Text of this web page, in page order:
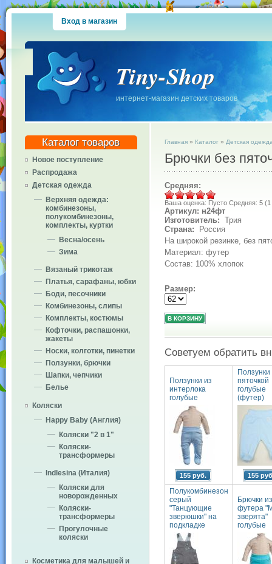
Вход в магазин
Tiny-Shop
интернет-магазин детских товаров
Каталог товаров
Новое поступление
Распродажа
Детская одежда
Верхняя одежда:
комбинезоны,
полукомбинезоны,
комплекты, куртки
Весна/осень
Зима
Вязаный трикотаж
Платья, сарафаны, юбки
Боди, песочники
Комбинезоны, слипы
Комплекты, костюмы
Кофточки, распашонки,
жакеты
Носки, колготки, пинетки
Ползунки, брючки
Шапки, чепчики
Белье
Коляски
Happy Baby (Англия)
Коляски "2 в 1"
Коляски-
трансформеры
Indlesina (Италия)
Коляски для
новорожденных
Коляски-
трансформеры
Прогулочные
коляски
Косметика для малышей и
Главная» Каталог» Детская
Брючки без
Средняя:
Ваша оценка: Пусто Средняя: 5 (1
Артикул: н24фт
Изготовитель: Трия
Страна:
Россия
На широкой резинке, без
Материал: футер
Состав: 100% хлопок
Размер:
Советуем обратить
Ползунки из
интерлока
голубые
155 руб.
Ползунки
пяточкой
голубые
(футер)
155
Полукомбинезон
серый
"Танцующие
зверюшки" на
подкладке
Брючки из
футера
зверята"
голубые